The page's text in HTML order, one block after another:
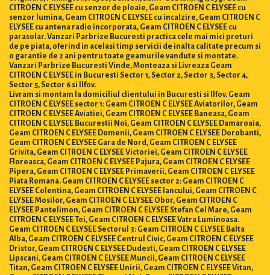
CITROEN C ELYSEE cu senzor de ploaie, Geam CITROEN C ELYSEE cu
senzor lumina, Geam CITROEN C ELYSEE cu incalzire, Geam CITROEN C
ELYSEE cu antena radio incorporata, Geam CITROEN C ELYSEE cu
parasolar. Vanzari Parbrize Bucuresti practica cele mai mici preturi
de pe piata, oferind in acelasi timp servicii de inalta calitate precum si
o garantie de 2 ani pentru toate geamurile vandute si montate.
Vanzari Parbrize Bucuresti Vinde, Monteaza si Livreaza Geam
CITROEN C ELYSEE in Bucuresti Sector 1, Sector 2, Sector 3, Sector 4,
Sector 5, Sector 6 si Ilfov.
Livram si montam la domiciliul clientului in Bucuresti si Ilfov. Geam
CITROEN C ELYSEE sector 1: Geam CITROEN C ELYSEE Aviatorilor, Geam
CITROEN C ELYSEE Aviatiei, Geam CITROEN C ELYSEE Baneasa, Geam
CITROEN C ELYSEE Bucurestii Noi, Geam CITROEN C ELYSEE Damaroaia,
Geam CITROEN C ELYSEE Domenii, Geam CITROEN C ELYSEE Dorobanti,
Geam CITROEN C ELYSEE Gara de Nord, Geam CITROEN C ELYSEE
Grivita, Geam CITROEN C ELYSEE Victoriei, Geam CITROEN C ELYSEE
Floreasca, Geam CITROEN C ELYSEE Pajura, Geam CITROEN C ELYSEE
Pipera, Geam CITROEN C ELYSEE Primaverii, Geam CITROEN C ELYSEE
Piata Romana. Geam CITROEN C ELYSEE sector 2: Geam CITROEN C
ELYSEE Colentina, Geam CITROEN C ELYSEE Iancului, Geam CITROEN C
ELYSEE Mosilor, Geam CITROEN C ELYSEE Obor, Geam CITROEN C
ELYSEE Pantelimon, Geam CITROEN C ELYSEE Stefan Cel Mare, Geam
CITROEN C ELYSEE Tei, Geam CITROEN C ELYSEE Vatra Luminoasa.
Geam CITROEN C ELYSEE Sectorul 3: Geam CITROEN C ELYSEE Balta
Alba, Geam CITROEN C ELYSEE Centrul Civic, Geam CITROEN C ELYSEE
Dristor, Geam CITROEN C ELYSEE Dudesti, Geam CITROEN C ELYSEE
Lipscani, Geam CITROEN C ELYSEE Muncii, Geam CITROEN C ELYSEE
Titan, Geam CITROEN C ELYSEE Unirii, Geam CITROEN C ELYSEE Vitan,